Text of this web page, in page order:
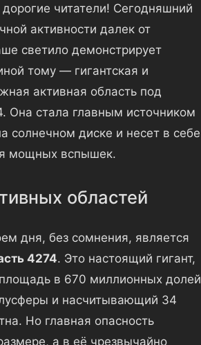
читатели! Сегодняшний
активности далек от
светило демонстрирует
тому — гигантская и
активная область под
Она стала главным источником
солнечном диске и несет в себе
мощных вспышек.
областей
дня, без сомнения, является
4274. Это настоящий гигант,
в 670 миллионных долей
и насчитывающий 34
Но главная опасность
а в её чрезвычайно